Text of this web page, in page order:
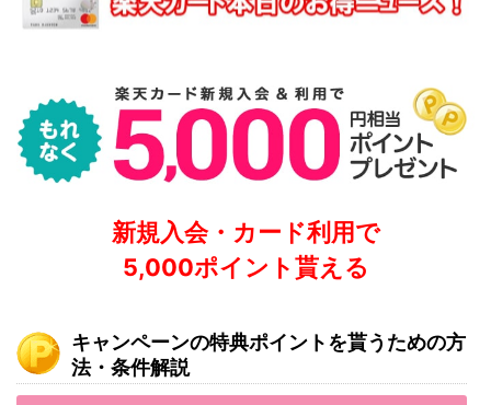
新規入会・カード利用で
5,000ポイント貰える
キャンペーンの特典ポイントを貰うための方
法・条件解説